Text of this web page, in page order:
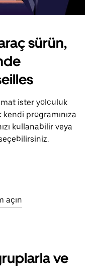
sürün,
ister yolculuk
programınıza
kullanabilir veya
açın
ve